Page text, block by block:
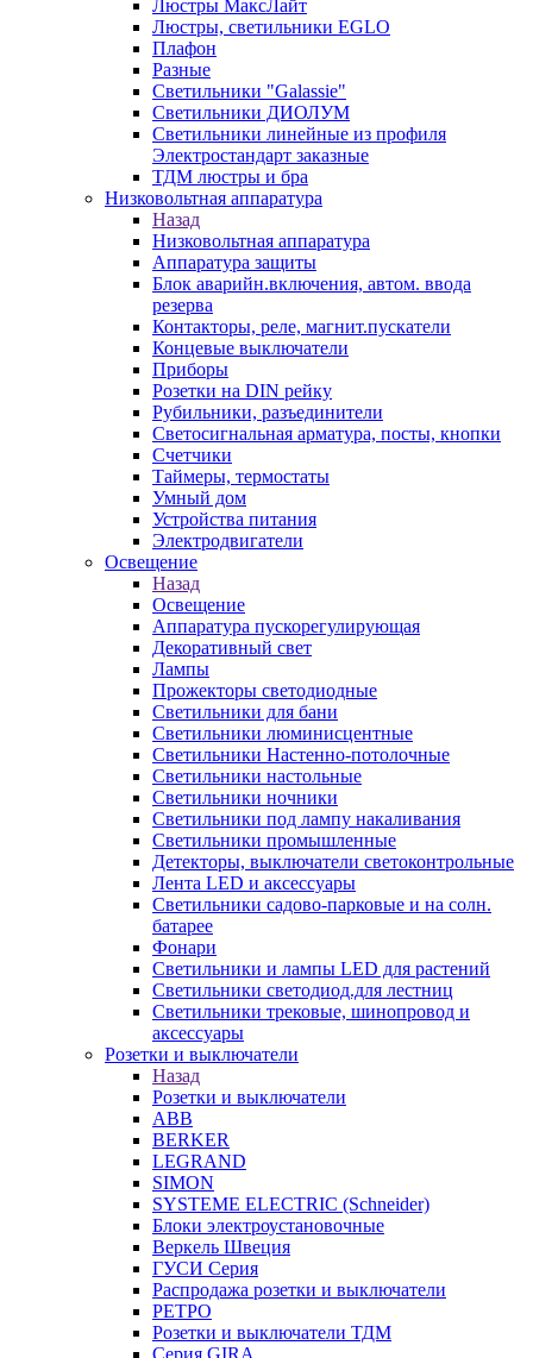
Люстры МаксЛайт
Люстры, светильники EGLO
Плафон
Разные
Светильники "Galassie"
Светильники ДИОЛУМ
Светильники линейные из профиля
Электростандарт заказные
ТДМ люстры и бра
Низковольтная аппаратура
Назад
Низковольтная аппаратура
Аппаратура защиты
Блок аварийн.включения, автом. ввода
резерва
Контакторы, реле, магнит.пускатели
Концевые выключатели
Приборы
Розетки на DIN рейку
Рубильники, разъединители
Светосигнальная арматура, посты, кнопки
Счетчики
Таймеры, термостаты
Умный дом
Устройства питания
Электродвигатели
Освещение
Назад
Освещение
Аппаратура пускорегулирующая
Декоративный свет
Лампы
Прожекторы светодиодные
Светильники для бани
Светильники люминисцентные
Светильники Настенно-потолочные
Светильники настольные
Светильники ночники
Светильники под лампу накаливания
Светильники промышленные
Детекторы, выключатели светоконтрольные
Лента LED и аксессуары
Светильники садово-парковые и на солн.
батарее
Фонари
Светильники и лампы LED для растений
Светильники светодиод.для лестниц
Светильники трековые, шинопровод и
аксессуары
Розетки и выключатели
Назад
Розетки и выключатели
ABB
BERKER
LEGRAND
SIMON
SYSTEME ELECTRIC (Schneider)
Блоки электроустановочные
Веркель Швеция
ГУСИ Серия
Распродажа розетки и выключатели
РЕТРО
Розетки и выключатели ТДМ